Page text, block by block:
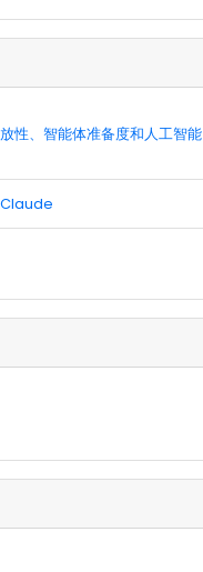
性、智能体准备度和人工智能
Claude